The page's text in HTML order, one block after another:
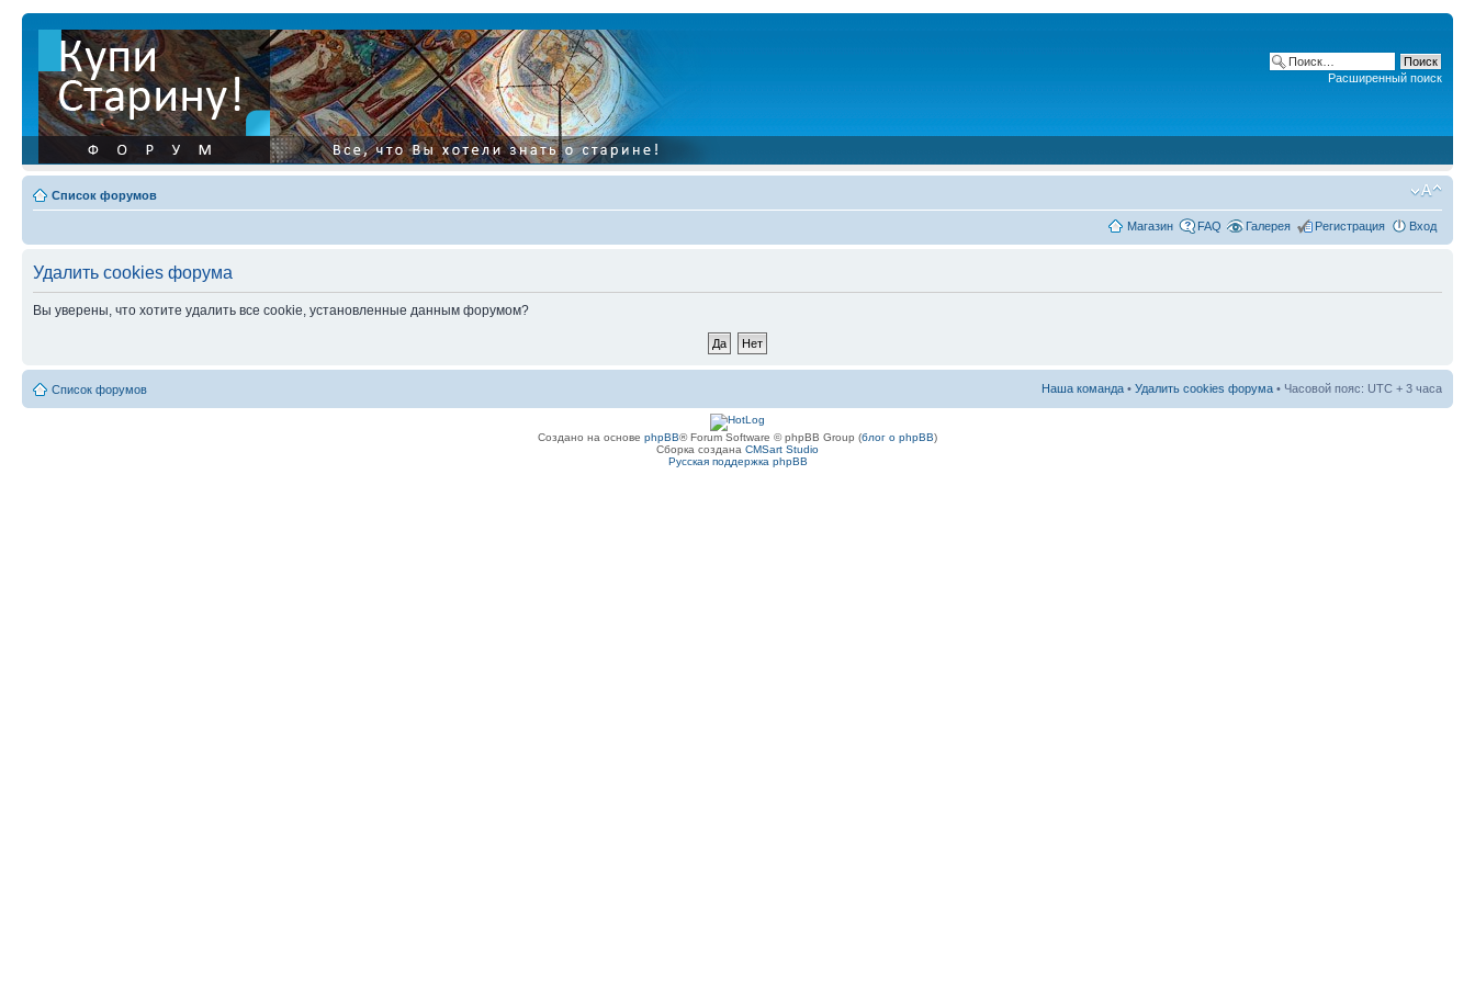
Расширенный поиск
Список форумов
Магазин FAQ Галерея Регистрация Вход
Удалить cookies форума
Вы уверены, что хотите удалить все cookie, установленные данным форумом?
Список форумов Наша команда • Удалить cookies форума • Часовой пояс: UTC + 3 часа
Создано на основе phpBB® Forum Software © phpBB Group (блог о phpBB)
Сборка создана CMSart Studio
Русская поддержка phpBB